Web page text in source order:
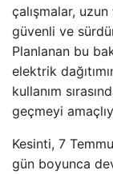
çalışmalar,
güvenli ve
Planlanan bu
elektrik
kullanım
geçmeyi
Kesinti, 7
gün boyunca